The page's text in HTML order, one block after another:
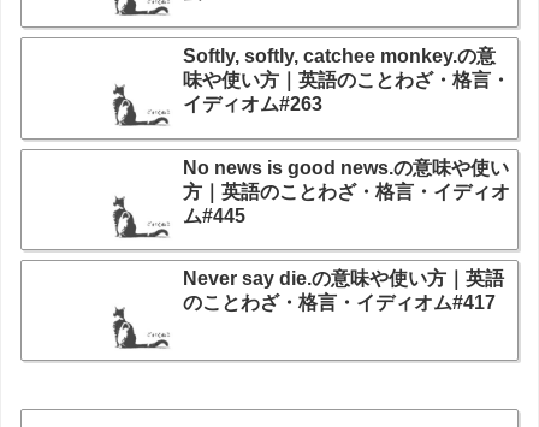
Softly, softly, catchee monkey.の意
味や使い方｜英語のことわざ・格言・
イディオム#263
No news is good news.の意味や使い
方｜英語のことわざ・格言・イディオ
ム#445
Never say die.の意味や使い方｜英語
のことわざ・格言・イディオム#417